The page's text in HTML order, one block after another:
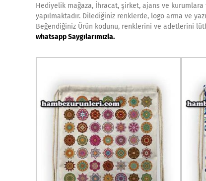
Hediyelik mağaza, İhracat, şirket, ajans ve
yapılmaktadır. Dilediğiniz renklerde, logo arma ve
Beğendiğiniz Ürün kodunu, renklerini ve adetlerini
whatsapp Saygılarımızla.